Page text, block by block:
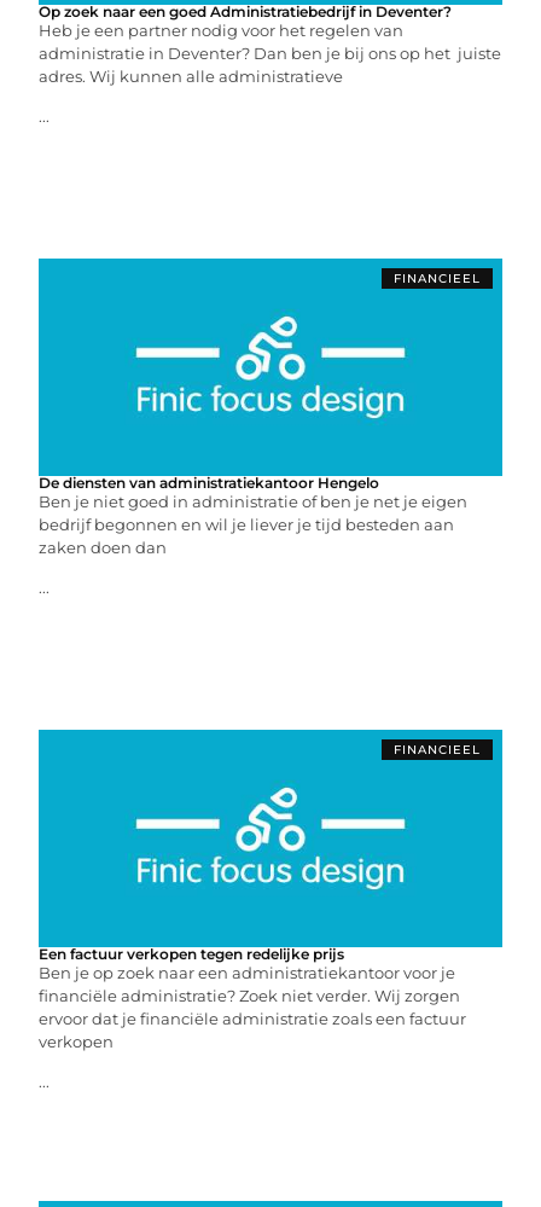
Op zoek naar een goed Administratiebedrijf in Deventer?
Heb je een partner nodig voor het regelen van
administratie in Deventer? Dan ben je bij ons op het juiste
adres. Wij kunnen alle administratieve
...
FINANCIEEL
De diensten van administratiekantoor Hengelo
Ben je niet goed in administratie of ben je net je eigen
bedrijf begonnen en wil je liever je tijd besteden aan
zaken doen dan
...
FINANCIEEL
Een factuur verkopen tegen redelijke prijs
Ben je op zoek naar een administratiekantoor voor je
financiële administratie? Zoek niet verder. Wij zorgen
ervoor dat je financiële administratie zoals een factuur
verkopen
...